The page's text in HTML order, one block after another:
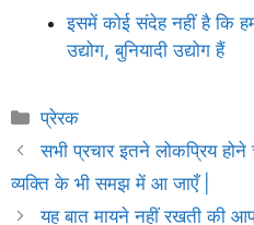
इसमें कोई संदेह नहीं है कि
उद्योग, बुनियादी उद्योग हैं
Categories
प्रेरक
सभी प्रचार इतने लोकप्रिय होने
व्यक्ति के भी समझ में आ जाएँ |
यह बात मायने नहीं रखती की